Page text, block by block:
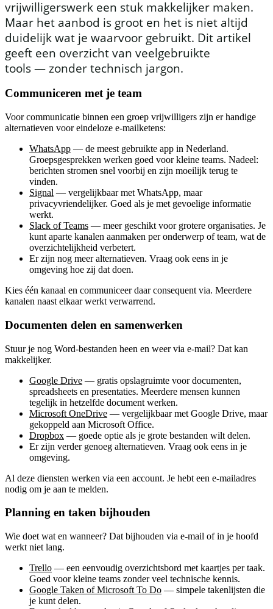
vrijwilligerswerk een stuk makkelijker maken.
Maar het aanbod is groot en het is niet altijd
duidelijk wat je waarvoor gebruikt. Dit artikel
geeft een overzicht van veelgebruikte
tools — zonder technisch jargon.
Communiceren met je team
Voor communicatie binnen een groep vrijwilligers zijn er handige
alternatieven voor eindeloze e-mailketens:
WhatsApp — de meest gebruikte app in Nederland.
Groepsgesprekken werken goed voor kleine teams. Nadeel:
berichten stromen snel voorbij en zijn moeilijk terug te
vinden.
Signal — vergelijkbaar met WhatsApp, maar
privacyvriendelijker. Goed als je met gevoelige informatie
werkt.
Slack of Teams — meer geschikt voor grotere organisaties. Je
kunt aparte kanalen aanmaken per onderwerp of team, wat de
overzichtelijkheid verbetert.
Er zijn nog meer alternatieven. Vraag ook eens in je
omgeving hoe zij dat doen.
Kies één kanaal en communiceer daar consequent via. Meerdere
kanalen naast elkaar werkt verwarrend.
Documenten delen en samenwerken
Stuur je nog Word-bestanden heen en weer via e-mail? Dat kan
makkelijker.
Google Drive — gratis opslagruimte voor documenten,
spreadsheets en presentaties. Meerdere mensen kunnen
tegelijk in hetzelfde document werken.
Microsoft OneDrive — vergelijkbaar met Google Drive, maar
gekoppeld aan Microsoft Office.
Dropbox — goede optie als je grote bestanden wilt delen.
Er zijn verder genoeg alternatieven. Vraag ook eens in je
omgeving.
Al deze diensten werken via een account. Je hebt een e-mailadres
nodig om je aan te melden.
Planning en taken bijhouden
Wie doet wat en wanneer? Dat bijhouden via e-mail of in je hoofd
werkt niet lang.
Trello — een eenvoudig overzichtsbord met kaartjes per taak.
Goed voor kleine teams zonder veel technische kennis.
Google Taken of Microsoft To Do — simpele takenlijsten die
je kunt delen.